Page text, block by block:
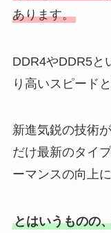
あります。
DDR4やDDR5と
り高いスピード
新進気鋭の技術
だけ最新のタイ
ーマンスの向上
とはいうものの